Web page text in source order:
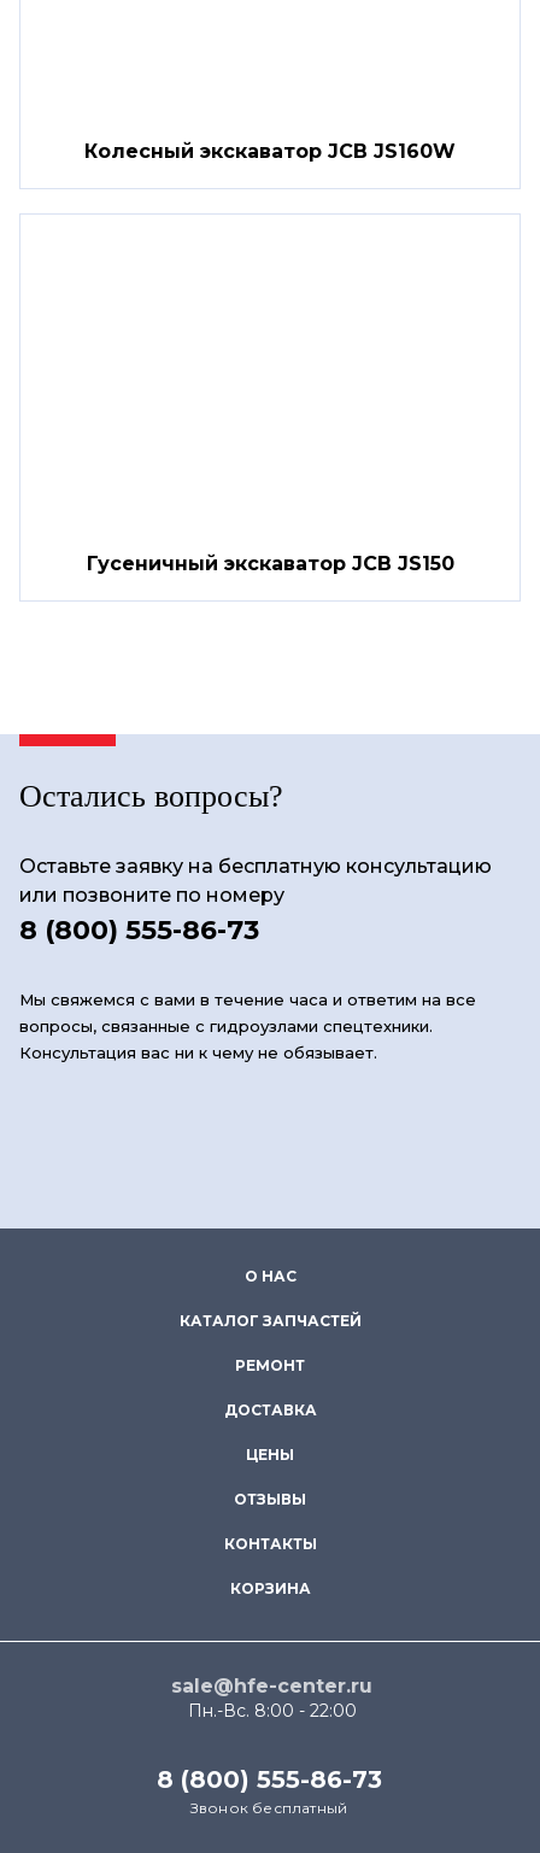
Колесный экскаватор JCB JS160W
Гусеничный экскаватор JCB JS150
Остались вопросы?
Оставьте заявку на бесплатную консультацию
или позвоните по номеру
8 (800) 555-86-73
Мы свяжемся с вами в течение часа и ответим на все
вопросы, связанные с гидроузлами спецтехники.
Консультация вас ни к чему не обязывает.
О НАС
КАТАЛОГ ЗАПЧАСТЕЙ
РЕМОНТ
ДОСТАВКА
ЦЕНЫ
ОТЗЫВЫ
КОНТАКТЫ
КОРЗИНА
sale@hfe-center.ru
Пн.-Вс. 8:00 - 22:00
8 (800) 555-86-73
Звонок бесплатный